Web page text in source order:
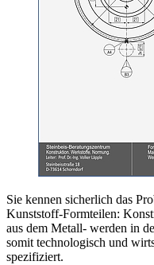
Sie kennen sicherlich das
Kunststoff-Formteilen:
aus dem Metall- werden in
somit technologisch und
spezifiziert.